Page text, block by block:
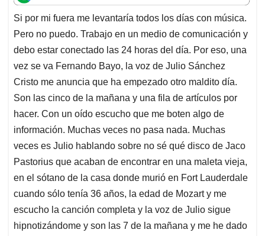
t
s
A
p
p
e
b
o
o
k
k
e
d
I
n
i
l
e
a
d
s
Si por mi fuera me levantaría todos los días con música.
Pero no puedo. Trabajo en un medio de comunicación y
debo estar conectado las 24 horas del día. Por eso, una
vez se va Fernando Bayo, la voz de Julio Sánchez
Cristo me anuncia que ha empezado otro maldito día.
Son las cinco de la mañana y una fila de artículos por
hacer. Con un oído escucho que me boten algo de
información. Muchas veces no pasa nada. Muchas
veces es Julio hablando sobre no sé qué disco de Jaco
Pastorius que acaban de encontrar en una maleta vieja,
en el sótano de la casa donde murió en Fort Lauderdale
cuando sólo tenía 36 años, la edad de Mozart y me
escucho la canción completa y la voz de Julio sigue
hipnotizándome y son las 7 de la mañana y me he dado